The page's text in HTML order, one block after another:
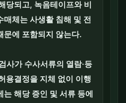
당되고, 녹음테이프와 비
매체는 사생활 침해 및 전
문에 포함되지 않는다.
사가 수사서류의 열람·등
용결정을 지체 없이 이행
는 해당 증인 및 서류 등에